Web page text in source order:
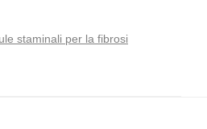
staminali per la fibrosi